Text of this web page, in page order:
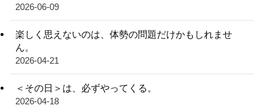
2026-06-09
楽しく思えないのは、体勢の問題だけかもしれませ
ん。
2026-04-21
＜その日＞は、必ずやってくる。
2026-04-18